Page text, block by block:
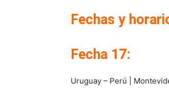
Fechas y
Fecha 17:
Uruguay – Perú |